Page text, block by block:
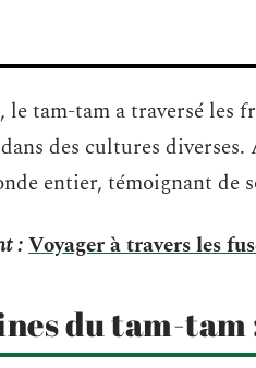
le tam-tam a traversé les
des cultures
entier, témoignant de
:Voyager à travers les
du tam-tam